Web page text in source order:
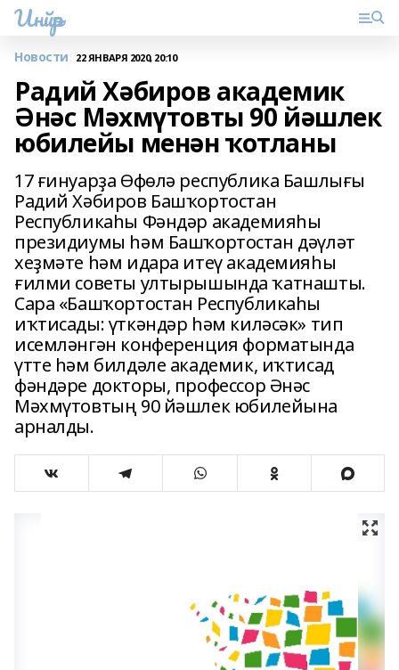
Инйәр
Новости 22 ЯНВАРЯ 2020, 20:10
Радий Хәбиров академик
Әнәс Мәхмүтовты 90 йәшлек
юбилейы менән ҡотланы
17 ғинуарҙа Өфөлә республика Башлығы
Радий Хәбиров Башҡортостан
Республикаһы Фәндәр академияһы
президиумы һәм Башҡортостан дәүләт
хеҙмәте һәм идара итеү академияһы
ғилми советы ултырышында ҡатнашты.
Сара «Башҡортостан Республикаһы
иҡтисады: үткәндәр һәм киләсәк» тип
исемләнгән конференция форматында
үтте һәм билдәле академик, иҡтисад
фәндәре докторы, профессор Әнәс
Мәхмүтовтың 90 йәшлек юбилейына
арналды.